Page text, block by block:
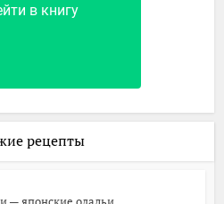
в книгу
рецепты